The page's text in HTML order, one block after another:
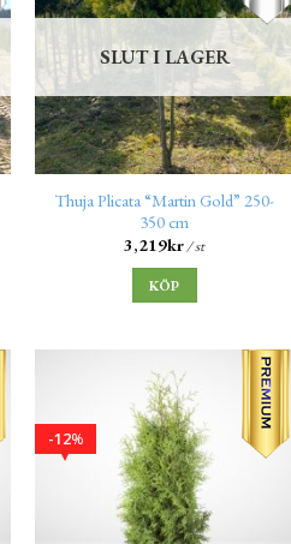
SLUT I LAGER
Thuja Plicata “Martin Gold” 250-
350 cm
3,219kr/ st
KÖP
%
12